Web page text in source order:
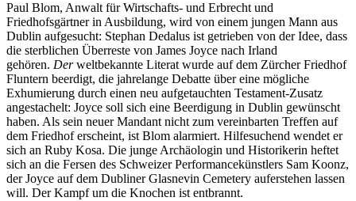
Paul Blom, Anwalt für Wirtschafts- und Erbrecht und
Friedhofsgärtner in Ausbildung, wird von einem jungen Mann aus
Dublin aufgesucht: Stephan Dedalus ist getrieben von der Idee, dass
die sterblichen Überreste von James Joyce nach Irland
gehören. Derweltbekannte Literat wurde auf dem Zürcher Friedhof
Fluntern beerdigt, die jahrelange Debatte über eine mögliche
Exhumierung durch einen neu aufgetauchten Testament-Zusatz
angestachelt: Joyce soll sich eine Beerdigung in Dublin gewünscht
haben. Als sein neuer Mandant nicht zum vereinbarten Treffen auf
dem Friedhof erscheint, ist Blom alarmiert. Hilfesuchend wendet er
sich an Ruby Kosa. Die junge Archäologin und Historikerin heftet
sich an die Fersen des Schweizer Performancekünstlers Sam Koonz,
der Joyce auf dem Dubliner Glasnevin Cemetery auferstehen lassen
will. Der Kampf um die Knochen ist entbrannt.